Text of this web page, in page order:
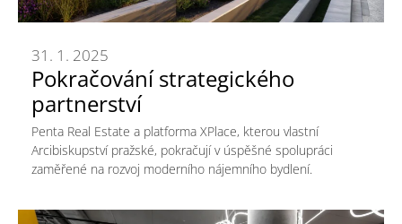
Pokračování strategického
partnerství
31. 1. 2025
Penta Real Estate a platforma XPlace, kterou vlastní
Arcibiskupství pražské, pokračují v úspěšné spolupráci
zaměřené na rozvoj moderního nájemního bydlení.